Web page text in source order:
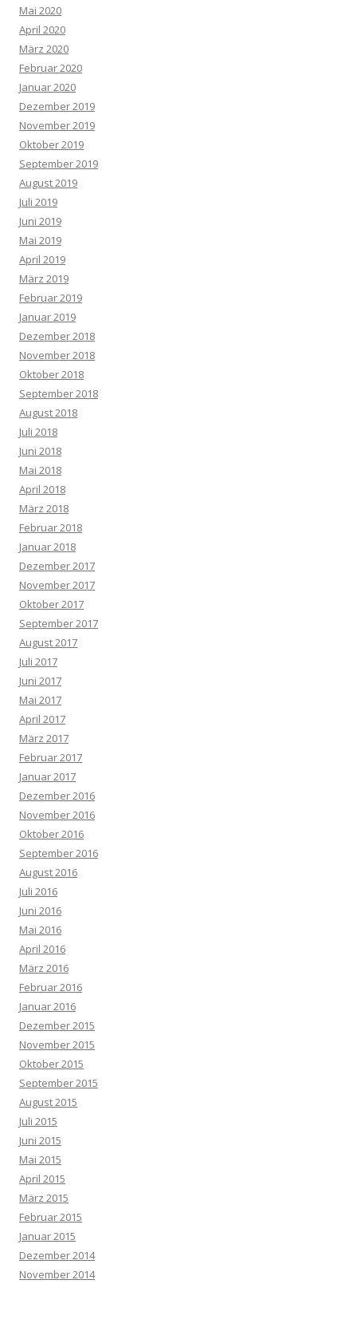
Mai 2020
April 2020
März 2020
Februar 2020
Januar 2020
Dezember 2019
November 2019
Oktober 2019
September 2019
August 2019
Juli 2019
Juni 2019
Mai 2019
April 2019
März 2019
Februar 2019
Januar 2019
Dezember 2018
November 2018
Oktober 2018
September 2018
August 2018
Juli 2018
Juni 2018
Mai 2018
April 2018
März 2018
Februar 2018
Januar 2018
Dezember 2017
November 2017
Oktober 2017
September 2017
August 2017
Juli 2017
Juni 2017
Mai 2017
April 2017
März 2017
Februar 2017
Januar 2017
Dezember 2016
November 2016
Oktober 2016
September 2016
August 2016
Juli 2016
Juni 2016
Mai 2016
April 2016
März 2016
Februar 2016
Januar 2016
Dezember 2015
November 2015
Oktober 2015
September 2015
August 2015
Juli 2015
Juni 2015
Mai 2015
April 2015
März 2015
Februar 2015
Januar 2015
Dezember 2014
November 2014